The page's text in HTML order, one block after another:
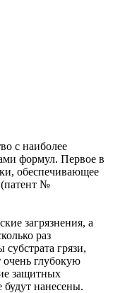
с наиболее
формул. Первое в
обеспечивающее
(патент №
загрязнения, а
раз
грязи,
очень глубокую
защитных
будут нанесены.